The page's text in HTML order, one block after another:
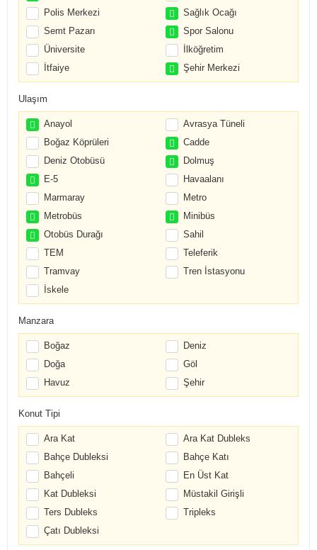
Polis Merkezi
Sağlık Ocağı
Semt Pazarı
Spor Salonu
Üniversite
İlköğretim
İtfaiye
Şehir Merkezi
Ulaşım
Anayol
Avrasya Tüneli
Boğaz Köprüleri
Cadde
Deniz Otobüsü
Dolmuş
E-5
Havaalanı
Marmaray
Metro
Metrobüs
Minibüs
Otobüs Durağı
Sahil
TEM
Teleferik
Tramvay
Tren İstasyonu
İskele
Manzara
Boğaz
Deniz
Doğa
Göl
Havuz
Şehir
Konut Tipi
Ara Kat
Ara Kat Dubleks
Bahçe Dubleksi
Bahçe Katı
Bahçeli
En Üst Kat
Kat Dubleksi
Müstakil Girişli
Ters Dubleks
Tripleks
Çatı Dubleksi